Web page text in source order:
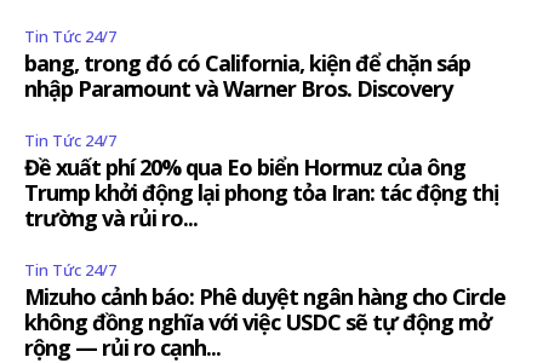
Tin Tức 24/7
bang, trong đó có California, kiện để chặn sáp
nhập Paramount và Warner Bros. Discovery
Tin Tức 24/7
Đề xuất phí 20% qua Eo biển Hormuz của ông
Trump khởi động lại phong tỏa Iran: tác động thị
trường và rủi ro...
Tin Tức 24/7
Mizuho cảnh báo: Phê duyệt ngân hàng cho Circle
không đồng nghĩa với việc USDC sẽ tự động mở
rộng — rủi ro cạnh...